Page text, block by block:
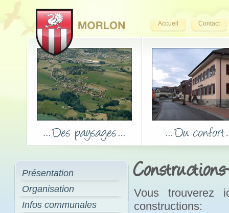
Accueil Contact
Présentation
Organisation
Infos communales
Vous trouverez
constructions: